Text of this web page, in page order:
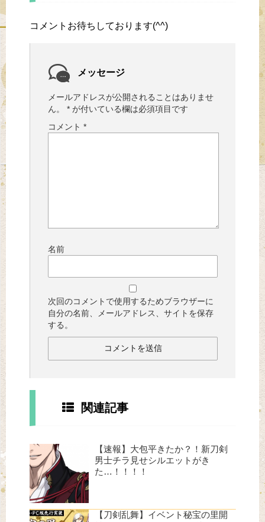
コメントお待ちしております(^^)
メッセージ
メールアドレスが公開されることはありませ
ん。
* が付いている欄は必須項目です
コメント *
名前
次回のコメントで使用するためブラウザーに
自分の名前、メールアドレス、サイトを保存
する。
関連記事
【速報】大包平きたか？！新刀剣
男士チラ見せシルエットがき
た…！！！！
【刀剣乱舞】イベント秘宝の里開